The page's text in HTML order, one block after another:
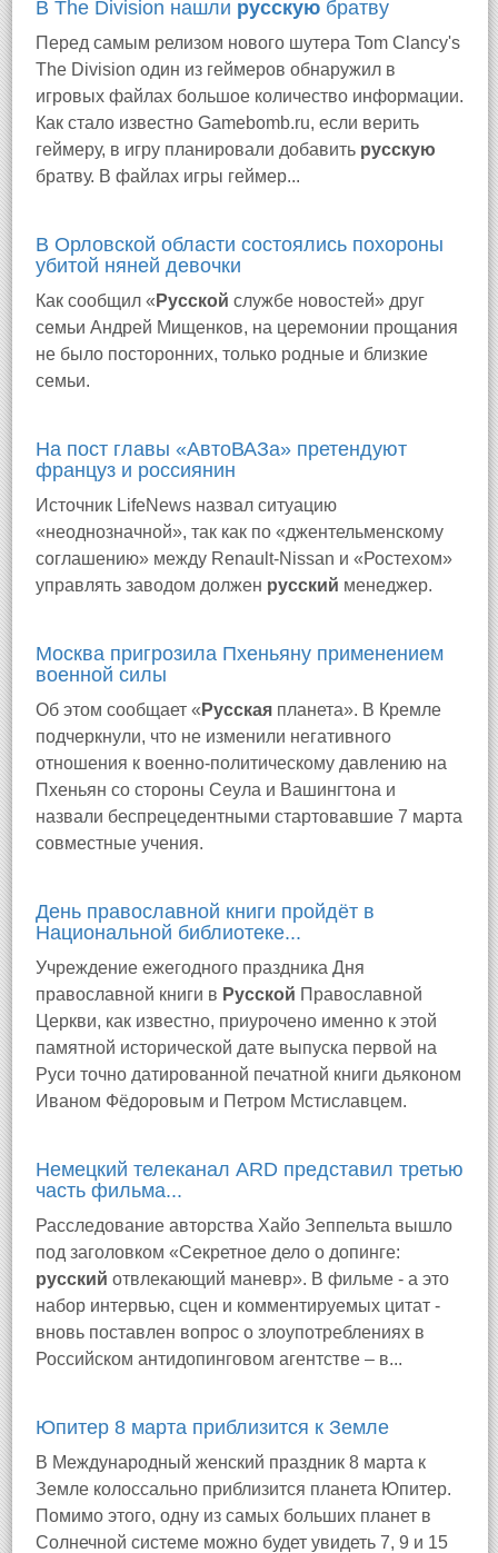
В The Division нашли русскую братву
Перед самым релизом нового шутера Tom Clancy's
The Division один из геймеров обнаружил в
игровых файлах большое количество информации.
Как стало известно Gamebomb.ru, если верить
геймеру, в игру планировали добавить русскую
братву. В файлах игры геймер...
В Орловской области состоялись похороны
убитой няней девочки
Как сообщил « Русской службе новостей» друг
семьи Андрей Мищенков, на церемонии прощания
не было посторонних, только родные и близкие
семьи.
На пост главы «АвтоВАЗа» претендуют
француз и россиянин
Источник LifeNews назвал ситуацию
«неоднозначной», так как по «джентельменскому
соглашению» между Renault-Nissan и «Ростехом»
управлять заводом должен русский менеджер.
Москва пригрозила Пхеньяну применением
военной силы
Об этом сообщает « Русская планета». В Кремле
подчеркнули, что не изменили негативного
отношения к военно-политическому давлению на
Пхеньян со стороны Сеула и Вашингтона и
назвали беспрецедентными стартовавшие 7 марта
совместные учения.
День православной книги пройдёт в
Национальной библиотеке...
Учреждение ежегодного праздника Дня
православной книги в Русской Православной
Церкви, как известно, приурочено именно к этой
памятной исторической дате выпуска первой на
Руси точно датированной печатной книги дьяконом
Иваном Фёдоровым и Петром Мстиславцем.
Немецкий телеканал ARD представил третью
часть фильма...
Расследование авторства Хайо Зеппельта вышло
под заголовком «Секретное дело о допинге:
русский отвлекающий маневр». В фильме - а это
набор интервью, сцен и комментируемых цитат -
вновь поставлен вопрос о злоупотреблениях в
Российском антидопинговом агентстве – в...
Юпитер 8 марта приблизится к Земле
В Международный женский праздник 8 марта к
Земле колоссально приблизится планета Юпитер.
Помимо этого, одну из самых больших планет в
Солнечной системе можно будет увидеть 7, 9 и 15